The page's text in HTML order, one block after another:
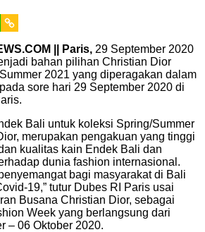
|| Paris, 29 September 2020
bahan pilihan Christian Dior
2021 yang diperagakan dalam
sore hari 29 September 2020 di
Bali untuk koleksi Spring/Summer
merupakan pengakuan yang tinggi
kualitas kain Endek Bali dan
dunia fashion internasional.
bagi masyarakat di Bali
19,” tutur Dubes RI Paris usai
Busana Christian Dior, sebagai
Week yang berlangsung dari
– 06 Oktober 2020.